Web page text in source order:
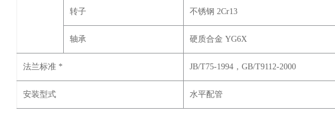
转子 不锈钢 2Cr13
轴承 硬质合金 YG6X
法兰标准 * JB/T75-1994 ，GB/T9112-2000
安装型式 水平配管